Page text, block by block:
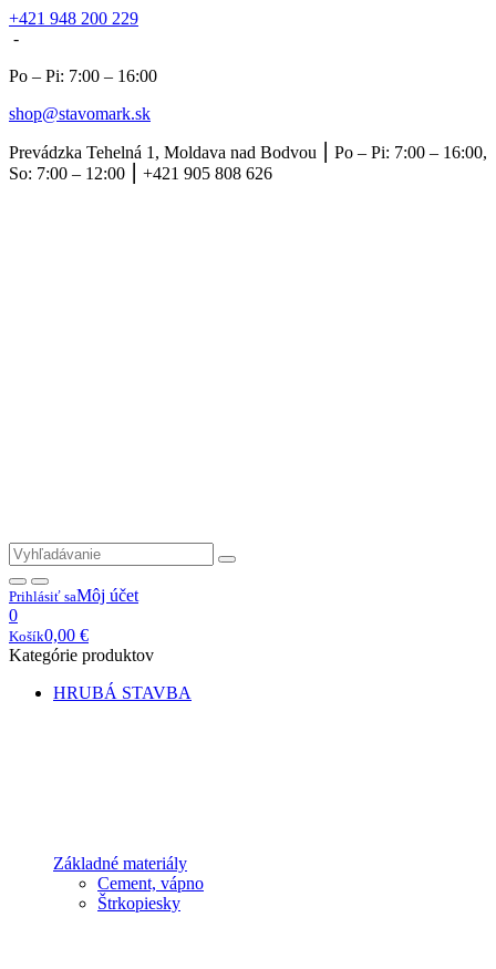
+421 948 200 229
-
Po – Pi: 7:00 – 16:00
shop@stavomark.sk
Prevádzka Tehelná 1, Moldava nad Bodvou ⎮ Po – Pi: 7:00 – 16:00,
So: 7:00 – 12:00 ⎮ +421 905 808 626
Prihlásiť saMôj účet
0
Košík0,00 €
Kategórie produktov
HRUBÁ STAVBA
Základné materiály
Cement, vápno
Štrkopiesky